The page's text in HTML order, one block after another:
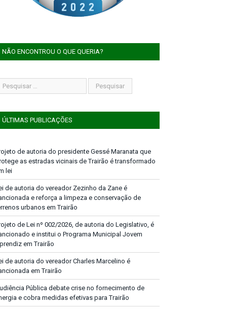
NÃO ENCONTROU O QUE QUERIA?
ÚLTIMAS PUBLICAÇÕES
de autoria do presidente Gessé Maranata que
as estradas vicinais de Trairão é transformado
lei
de autoria do vereador Zezinho da Zane é
e reforça a limpeza e conservação de
urbanos em Trairão
de Lei nº 002/2026, de autoria do Legislativo, é
e institui o Programa Municipal Jovem
em Trairão
de autoria do vereador Charles Marcelino é
em Trairão
Pública debate crise no fornecimento de
e cobra medidas efetivas para Trairão